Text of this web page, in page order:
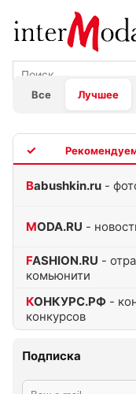
Все Лучшее
Babushkin.ru -
MODA.RU -
FASHION.RU -
комьюнити
КОНКУРС.РФ -
конкурсов
Подписка